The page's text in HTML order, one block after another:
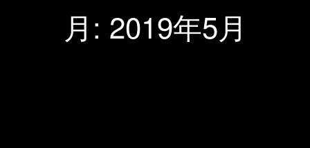
月: 2019年5月